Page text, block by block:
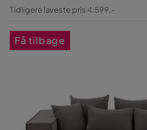
Pris
Original
Tidligere laveste pris 4.599,-
Få tilbage